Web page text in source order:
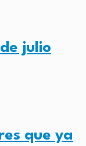
julio
que ya